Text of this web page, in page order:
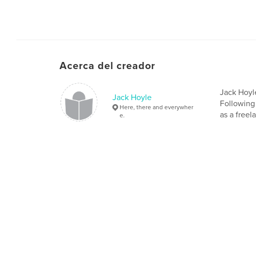
Acerca del creador
Jack Hoyle
Here, there and everywher
e.
Jack
as a